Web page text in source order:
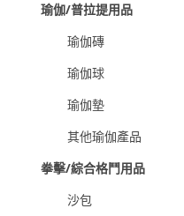
瑜伽/普拉提用品
瑜伽磚
瑜伽球
瑜伽墊
其他瑜伽產品
拳擊/綜合格鬥用品
沙包